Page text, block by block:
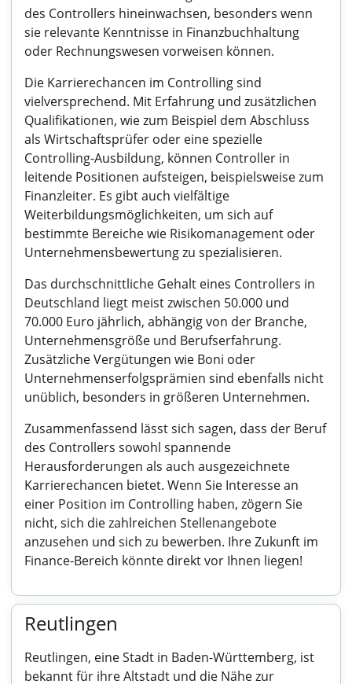
des Controllers hineinwachsen, besonders wenn
sie relevante Kenntnisse in Finanzbuchhaltung
oder Rechnungswesen vorweisen können.
Die Karrierechancen im Controlling sind
vielversprechend. Mit Erfahrung und zusätzlichen
Qualifikationen, wie zum Beispiel dem Abschluss
als Wirtschaftsprüfer oder eine spezielle
Controlling-Ausbildung, können Controller in
leitende Positionen aufsteigen, beispielsweise zum
Finanzleiter. Es gibt auch vielfältige
Weiterbildungsmöglichkeiten, um sich auf
bestimmte Bereiche wie Risikomanagement oder
Unternehmensbewertung zu spezialisieren.
Das durchschnittliche Gehalt eines Controllers in
Deutschland liegt meist zwischen 50.000 und
70.000 Euro jährlich, abhängig von der Branche,
Unternehmensgröße und Berufserfahrung.
Zusätzliche Vergütungen wie Boni oder
Unternehmenserfolgsprämien sind ebenfalls nicht
unüblich, besonders in größeren Unternehmen.
Zusammenfassend lässt sich sagen, dass der Beruf
des Controllers sowohl spannende
Herausforderungen als auch ausgezeichnete
Karrierechancen bietet. Wenn Sie Interesse an
einer Position im Controlling haben, zögern Sie
nicht, sich die zahlreichen Stellenangebote
anzusehen und sich zu bewerben. Ihre Zukunft im
Finance-Bereich könnte direkt vor Ihnen liegen!
Reutlingen
Reutlingen, eine Stadt in Baden-Württemberg, ist
bekannt für ihre Altstadt und die Nähe zur